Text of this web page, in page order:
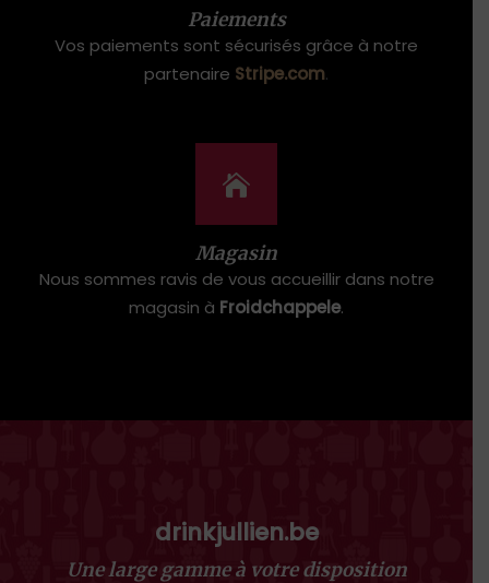
Paiements
Vos paiements sont sécurisés grâce à notre
partenaire Stripe.com.
Magasin
Nous sommes ravis de vous accueillir dans notre
magasin à Froidchappele.
drinkjullien.be
Une large gamme à votre disposition